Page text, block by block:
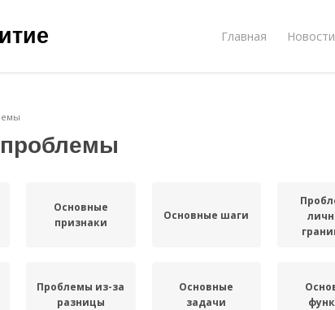
Главная Новости
Основные
признаки
Основные шаги
Проблемы из-за
разницы
Основные
задачи